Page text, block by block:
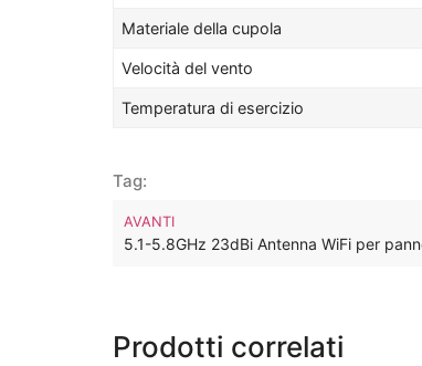
Materiale della cupola
Velocità del vento
Temperatura di esercizio
Tag:
AVANTI
5.1-5.8GHz 23dBi Antenna WiFi per
Prodotti correlati